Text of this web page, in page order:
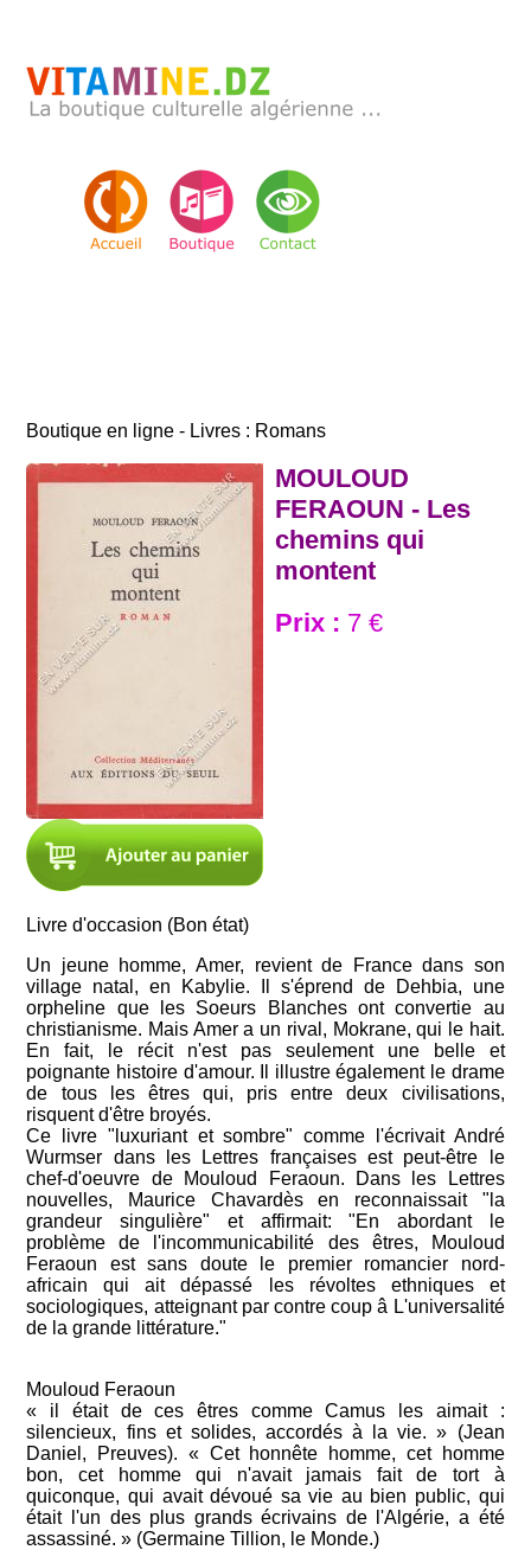
Boutique en ligne - Livres : Romans
MOULOUD
FERAOUN - Les
chemins qui
montent
Prix : 7 €
Livre d'occasion (Bon état)
Un jeune homme, Amer, revient de France dans son
village natal, en Kabylie. Il s'éprend de Dehbia, une
orpheline que les Soeurs Blanches ont convertie au
christianisme. Mais Amer a un rival, Mokrane, qui le hait.
En fait, le récit n'est pas seulement une belle et
poignante histoire d'amour. Il illustre également le drame
de tous les êtres qui, pris entre deux civilisations,
risquent d'être broyés.
Ce livre "luxuriant et sombre" comme l'écrivait André
Wurmser dans les Lettres françaises est peut-être le
chef-d'oeuvre de Mouloud Feraoun. Dans les Lettres
nouvelles, Maurice Chavardès en reconnaissait "la
grandeur singulière" et affirmait: "En abordant le
problème de l'incommunicabilité des êtres, Mouloud
Feraoun est sans doute le premier romancier nord-
africain qui ait dépassé les révoltes ethniques et
sociologiques, atteignant par contre coup â L'universalité
de la grande littérature."
Mouloud Feraoun
« il était de ces êtres comme Camus les aimait :
silencieux, fins et solides, accordés à la vie. » (Jean
Daniel, Preuves). « Cet honnête homme, cet homme
bon, cet homme qui n'avait jamais fait de tort à
quiconque, qui avait dévoué sa vie au bien public, qui
était l'un des plus grands écrivains de l'Algérie, a été
assassiné. » (Germaine Tillion, le Monde.)